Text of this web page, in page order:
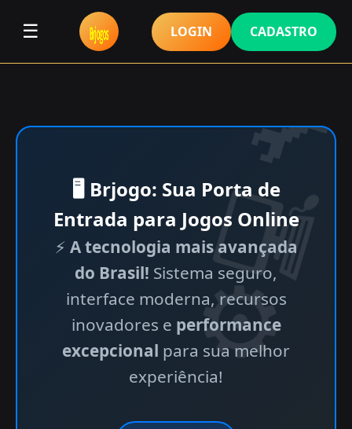
☰ LOGIN CADASTRO
🖥 Brjogo: Sua Porta de
Entrada para Jogos Online
⚡ A tecnologia mais avançada
do Brasil! Sistema seguro,
interface moderna, recursos
inovadores e performance
excepcional para sua melhor
experiência!